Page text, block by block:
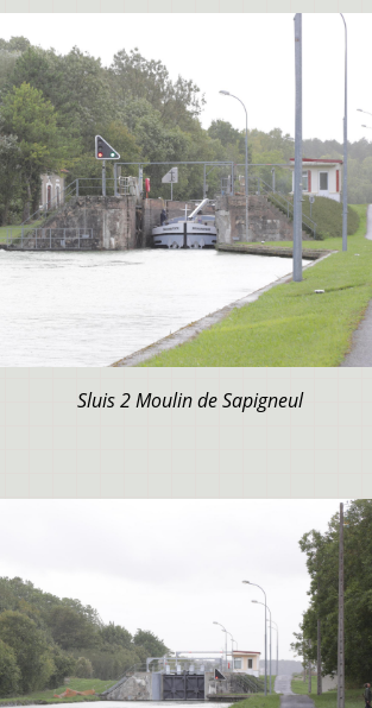
Sluis 2 Moulin de Sapigneul